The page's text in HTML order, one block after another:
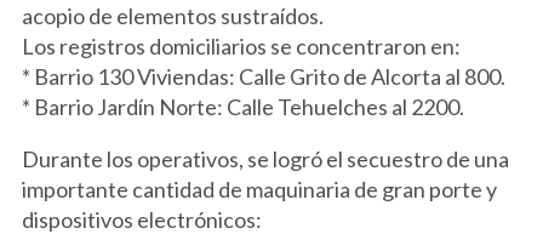
acopio de elementos sustraídos.
Los registros domiciliarios se concentraron en:
* Barrio 130 Viviendas: Calle Grito de Alcorta al 800.
* Barrio Jardín Norte: Calle Tehuelches al 2200.
Durante los operativos, se logró el secuestro de una
importante cantidad de maquinaria de gran porte y
dispositivos electrónicos: